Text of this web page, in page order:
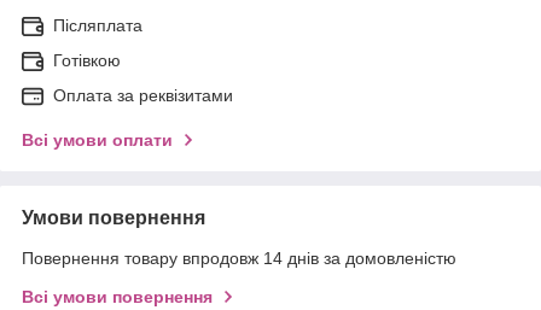
Післяплата
Готівкою
Оплата за реквізитами
Всі умови оплати
Умови повернення
Повернення товару впродовж 14 днів за домовленістю
Всі умови повернення